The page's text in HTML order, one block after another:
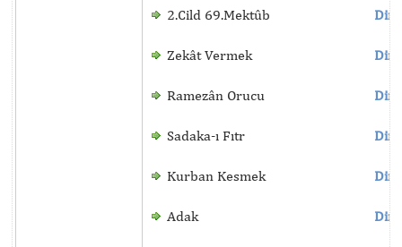
2.Cild 69.Mektûb
Zekât Vermek
Ramezân Orucu
Sadaka-ı Fıtr
Kurban Kesmek
Adak